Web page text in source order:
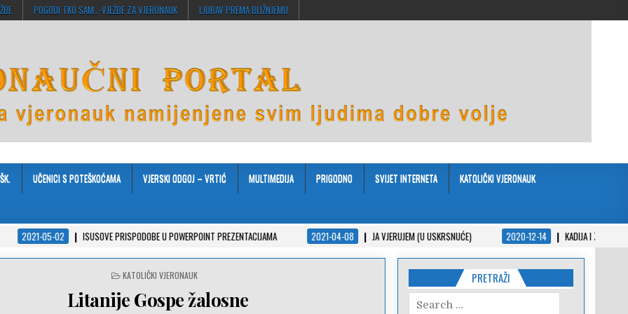
POGODI TKO SAM…-VJEŽBE ZA VJERONAUK LJUBAV PREMA BLIŽNJEMU
UČENICI S POTEŠKOĆAMA VJERSKI ODGOJ – VRTIĆ MULTIMEDIJA PRIGODNO SVIJET INTERNETA KATOLIČKI VJERONAUK
ISUSOVE PRISPODOBE U POWERPOINT PREZENTACIJAMA 2021-04-08 JA VJERUJEM (U USKRSNUĆE) 2020-12-14 KADIJA I ZAKON – KRATKA PRIČA
POSTED
KATOLIČKI VJERONAUK
Litanije Gospe žalosne
PRETRAŽI
Search
for: